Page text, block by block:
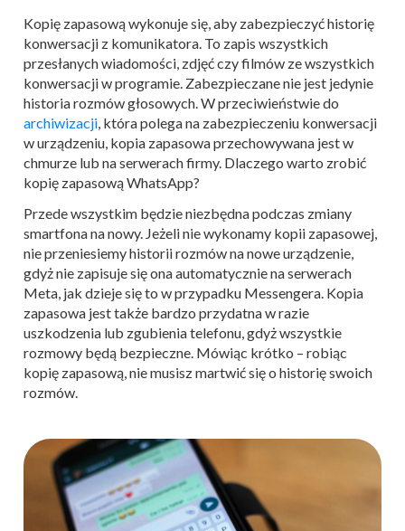
Kopię zapasową wykonuje się, aby zabezpieczyć historię
konwersacji z komunikatora. To zapis wszystkich
przesłanych wiadomości, zdjęć czy filmów ze wszystkich
konwersacji w programie. Zabezpieczane nie jest jedynie
historia rozmów głosowych. W przeciwieństwie do
archiwizacji, która polega na zabezpieczeniu konwersacji
w urządzeniu, kopia zapasowa przechowywana jest w
chmurze lub na serwerach firmy. Dlaczego warto zrobić
kopię zapasową WhatsApp?
Przede wszystkim będzie niezbędna podczas zmiany
smartfona na nowy. Jeżeli nie wykonamy kopii zapasowej,
nie przeniesiemy historii rozmów na nowe urządzenie,
gdyż nie zapisuje się ona automatycznie na serwerach
Meta, jak dzieje się to w przypadku Messengera. Kopia
zapasowa jest także bardzo przydatna w razie
uszkodzenia lub zgubienia telefonu, gdyż wszystkie
rozmowy będą bezpieczne. Mówiąc krótko – robiąc
kopię zapasową, nie musisz martwić się o historię swoich
rozmów.